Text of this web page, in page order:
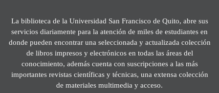
La biblioteca de la Universidad San Francisco de Quito, abre sus
servicios diariamente para la atención de miles de estudiantes en
donde pueden encontrar una seleccionada y actualizada colección
de libros impresos y electrónicos en todas las áreas del
conocimiento, además cuenta con suscripciones a las más
importantes revistas científicas y técnicas, una extensa colección
de materiales multimedia y acceso.